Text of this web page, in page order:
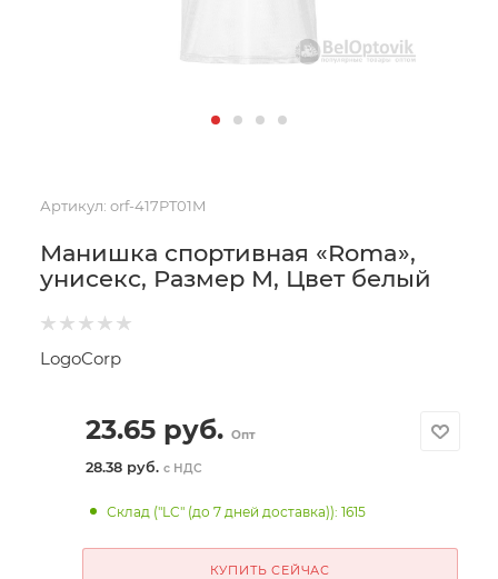
Артикул: orf-417PT01M
Манишка спортивная «Roma»,
унисекс, Размер M, Цвет белый
LogoCorp
23.65руб. Опт
28.38 руб. с НДС
Склад ("LC" (до 7 дней доставка)): 1615
КУПИТЬ СЕЙЧАС